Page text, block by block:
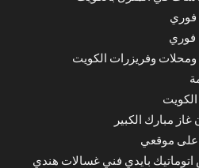
فوري
فوري
وفريزرات الكويت
مبارك الكبير
على موقعي
بايدي فني غسالات هندي